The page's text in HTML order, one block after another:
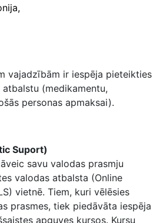
vajadzībām ir iespēja pieteikties
(medikamentu,
personas apmaksai).
Suport)
savu valodas prasmju
valodas atbalsta (Online
vietnē. Tiem, kuri vēlēsies
prasmes, tiek piedāvāta iespēja
apguves kursos. Kursu